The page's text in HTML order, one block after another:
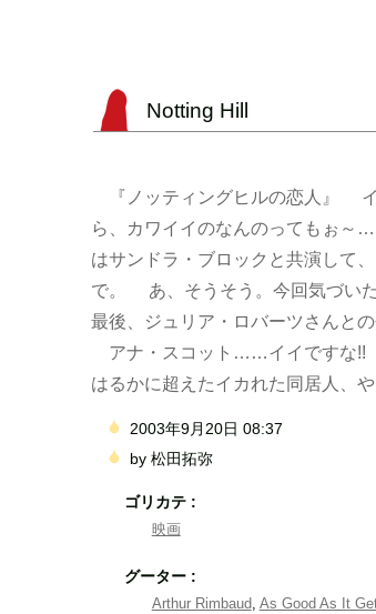
Notting Hill
『ノッティングヒルの恋人』
ら、カワイイのなんのってもぉ
はサンドラ・ブロックと共演して
で。 あ、そうそう。今回気づい
最後、ジュリア・ロバーツさんと
アナ・スコット……イイですな!!
はるかに超えたイカれた同居人、
2003年9月20日 08:37
by 松田拓弥
ゴリカテ :
映画
グーター :
Arthur Rimbaud, As Good As It